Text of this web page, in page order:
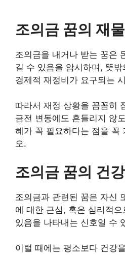
조의금 꿈의 재
조의금을 내거나 받는 꿈은
길 수 있음을 암시하며, 뜻
경제적 재정비가 요구되는
따라서 재정 상황을 꼼꼼히
금전 변동에도 흔들리지 않
혜가 꼭 필요하다는 점을 꼭
오.
조의금 꿈의 건
조의금과 관련된 꿈은 자신
에 대한 근심, 혹은 심리적
있음을 나타내는 신호일 수
이럴 때에는 평소보다 건강